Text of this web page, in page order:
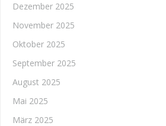
Dezember 2025
November 2025
Oktober 2025
September 2025
August 2025
Mai 2025
März 2025